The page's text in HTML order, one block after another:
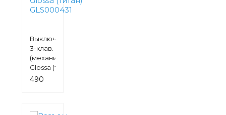
Выключатель
3-клав.
(механизм)
Glossa (титан)
GLS000431
490